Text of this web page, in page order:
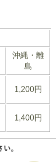
沖縄・離
島
1,200円
1,400円